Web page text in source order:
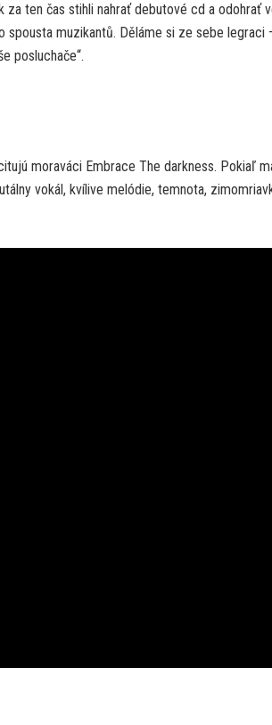
ten čas stihli nahrať debutové cd a odohrať
muzikantů. Děláme si ze sebe legraci
posluchače“.
moraváci Embrace The darkness. Pokiaľ
vokál, kvílive melódie, temnota,